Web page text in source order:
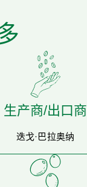
生产商/出口商
迭戈·巴拉奥纳